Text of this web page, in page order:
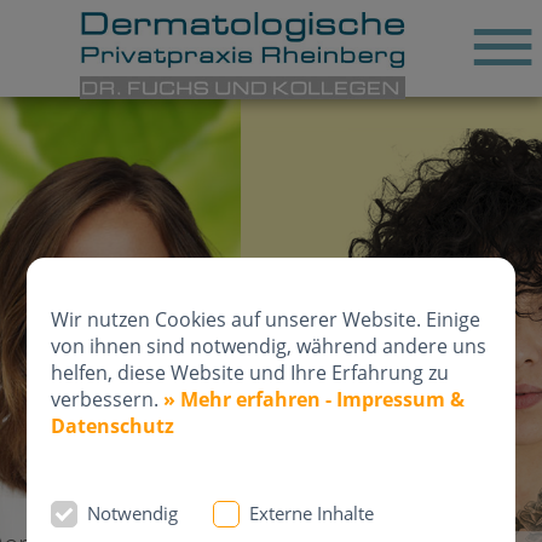
Wir nutzen Cookies auf unserer Website. Einige
von ihnen sind notwendig, während andere uns
helfen, diese Website und Ihre Erfahrung zu
verbessern. » Mehr erfahren - Impressum &
Datenschutz
Notwendig Externe Inhalte